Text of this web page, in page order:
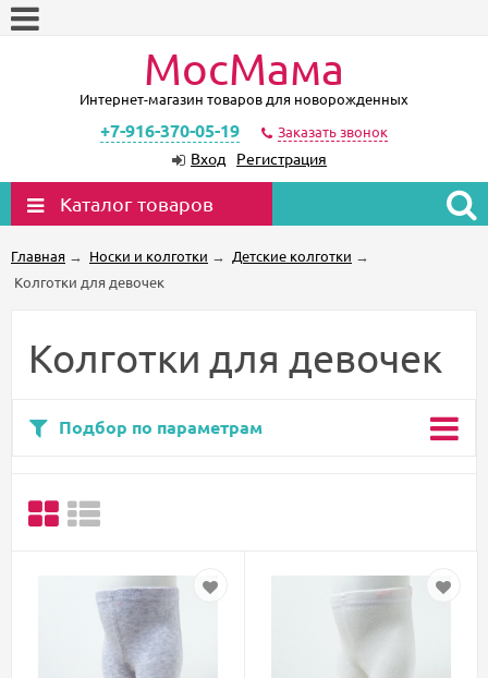
МосМама
Интернет-магазин товаров для новорожденных
+7-916-370-05-19 Заказать звонок
Вход Регистрация
Каталог товаров
Главная → Носки и колготки → Детские колготки →
Колготки для девочек
Колготки для девочек
Подбор по параметрам